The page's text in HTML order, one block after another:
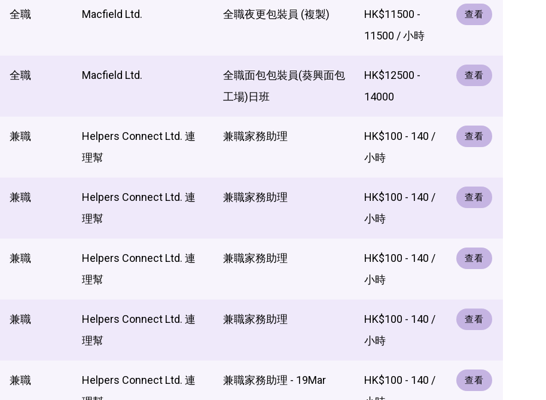
全職 Macfield Ltd. 全職夜更包裝員 (複製)
HK$11500 -
11500 / 小時
查看
全職 Macfield Ltd.
全職面包包裝員(葵興面包
工場)日班
HK$12500 -
14000
查看
兼職
Helpers Connect Ltd. 連
理幫
兼職家務助理
HK$100 - 140 /
小時
查看
兼職
Helpers Connect Ltd. 連
理幫
兼職家務助理
HK$100 - 140 /
小時
查看
兼職
Helpers Connect Ltd. 連
理幫
兼職家務助理
HK$100 - 140 /
小時
查看
兼職
Helpers Connect Ltd. 連
理幫
兼職家務助理
HK$100 - 140 /
小時
查看
兼職
Helpers Connect Ltd. 連
兼職家務助理 - 19Mar
HK$100 - 140 /
查看